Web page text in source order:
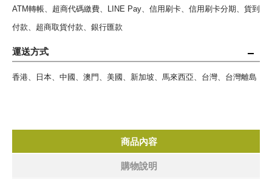
ATM轉帳、超商代碼繳費、LINE Pay、信用刷卡、信用刷卡分期、貨到
付款、超商取貨付款、銀行匯款
運送方式
香港、日本、中國、澳門、美國、新加坡、馬來西亞、台灣、台灣離島
商品內容
購物說明